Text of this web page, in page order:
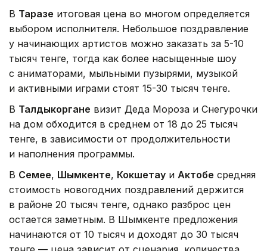
В Таразе итоговая цена во многом определяется
выбором исполнителя. Небольшое поздравление
у начинающих артистов можно заказать за 5-10
тысяч тенге, тогда как более насыщенные шоу
с аниматорами, мыльными пузырями, музыкой
и активными играми стоят 15-30 тысяч тенге.
В Талдыкоргане визит Деда Мороза и Снегурочки
на дом обходится в среднем от 18 до 25 тысяч
тенге, в зависимости от продолжительности
и наполнения программы.
В Семее, Шымкенте, Кокшетау и Актобе средняя
стоимость новогодних поздравлений держится
в районе 20 тысяч тенге, однако разброс цен
остается заметным. В Шымкенте предложения
начинаются от 10 тысяч и доходят до 30 тысяч